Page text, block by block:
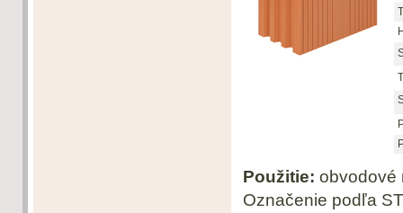
Použitie: obvodové
Označenie podľa